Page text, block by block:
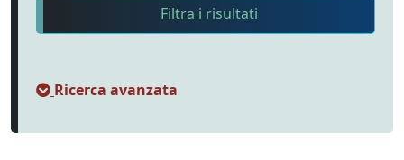
Filtra i risultati
Ricerca avanzata